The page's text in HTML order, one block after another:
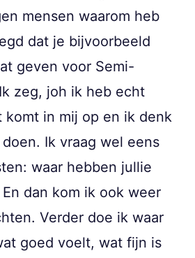
mensen waarom heb
dat je bijvoorbeeld
geven voor Semi-
zeg, joh ik heb echt
komt in mij op en ik denk
Ik vraag wel eens
waar hebben jullie
dan kom ik ook weer
Verder doe ik waar
goed voelt, wat fijn is